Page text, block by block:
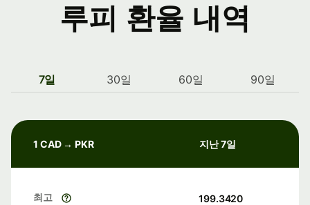
루피 환율 내역
7일 30일 60일 90일
1 CAD → PKR 지난 7일
최고 199.3420